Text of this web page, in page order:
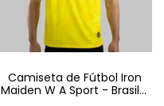
Camiseta de Fútbol Iron
Maiden W A Sport - Brasil -